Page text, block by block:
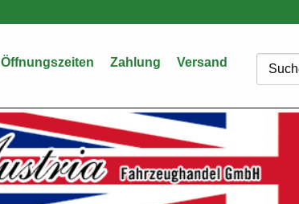
Öffnungszeiten Zahlung
Versand
Suche